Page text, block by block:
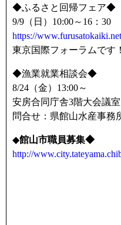
◆ふるさと回帰フェア◆
9/9（日）10:00～16：30
https://
東京国際フォーラムです
◆漁業就業相談会◆
8/24（金）13:00～
安房合同庁舎3階大会議
問合せ：県館山水産事務
◆館山市職員募集◆
http://